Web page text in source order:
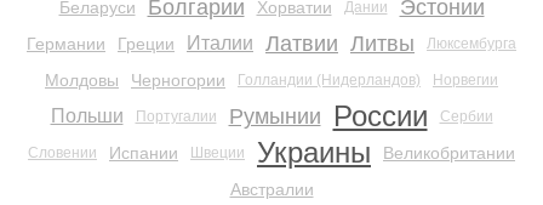
Беларуси Болгарии Хорватии Дании Эстонии
Германии Греции Италии Латвии Литвы Люксембурга
Молдовы Черногории Голландии (Нидерландов) Норвегии
Польши Португалии Румынии России Сербии
Словении Испании Швеции Украины
Великобритании
Австралии